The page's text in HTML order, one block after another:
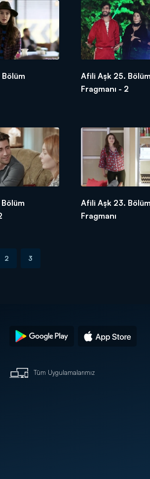
Afili Aşk 25. Bölüm
Fragmanı - 2
Afili Aşk 23. Bölüm
Fragmanı
2 3
Tüm Uygulamalarımız